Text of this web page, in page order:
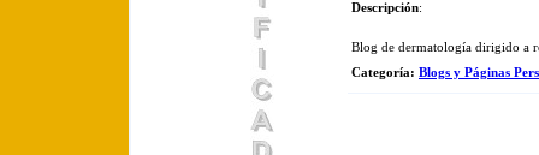
Descripción:
Blog de dermatología dirigido a
Categoría: Blogs y Páginas